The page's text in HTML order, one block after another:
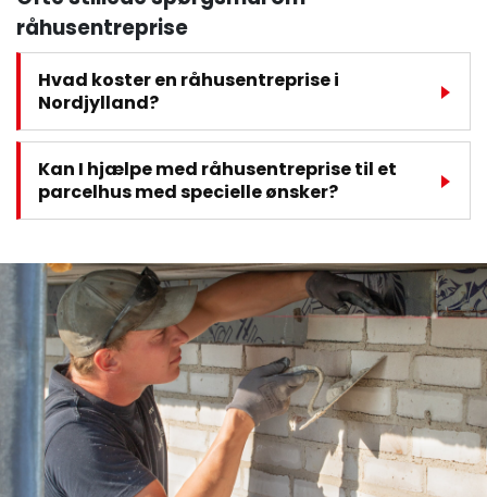
råhusentreprise
Hvad koster en råhusentreprise i
Nordjylland?
Kan I hjælpe med råhusentreprise til et
parcelhus med specielle ønsker?